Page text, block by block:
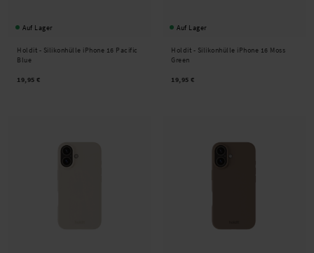
Auf Lager
Holdit - Silikonhülle iPhone 16 Pacific
Blue
19,95 €
Auf Lager
Holdit - Silikonhülle iPhone 16 Moss
Green
19,95 €